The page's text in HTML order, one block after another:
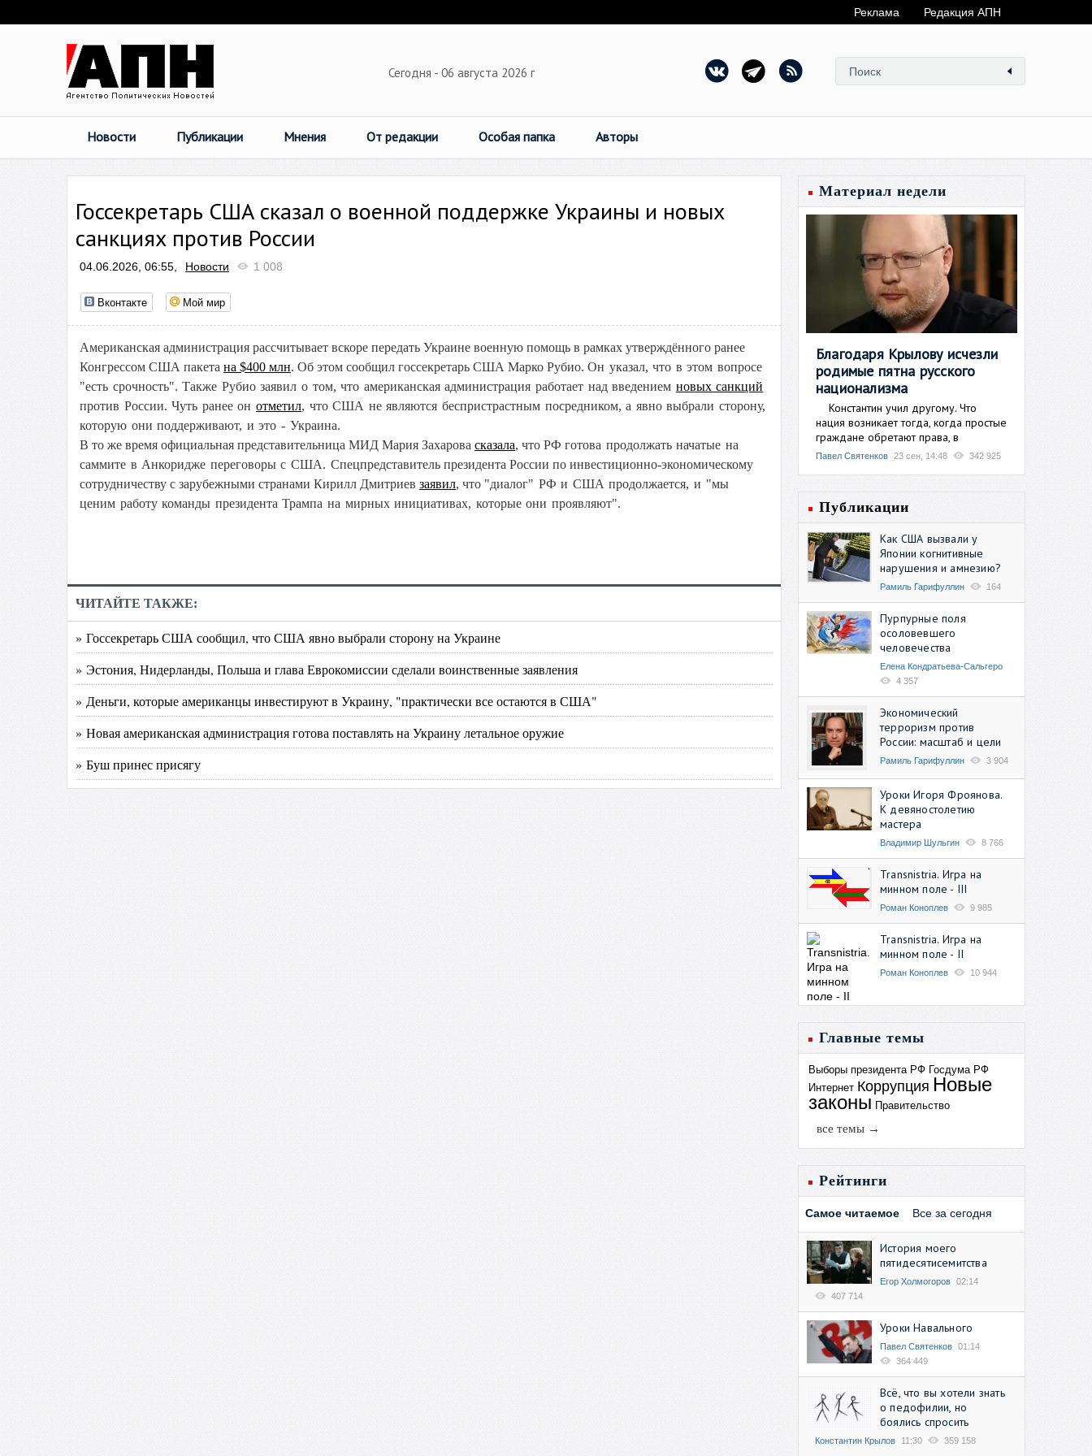
Реклама Редакция АПН
Сегодня - 06 августа 2026 г
Новости Публикации Мнения От редакции Особая папка Авторы
Госсекретарь США сказал о военной поддержке Украины и новых
санкциях против России
04.06.2026, 06:55, Новости 1 008
Вконтакте Мой мир
Американская администрация рассчитывает вскоре передать Украине военную помощь в рамках утверждённого ранее
Конгрессом США пакета на $400 млн. Об этом сообщил госсекретарь США Марко Рубио. Он указал, что в этом вопросе
"есть срочность". Также Рубио заявил о том, что американская администрация работает над введением новых санкций
против России. Чуть ранее онотметил, что США не являются беспристрастным посредником, а явно выбрали сторону,
которую они поддерживают, и это - Украина.
В то же время официальная представительница МИД Мария Захарова сказала, что РФ готова продолжать начатые на
саммите в Анкоридже переговоры с США. Спецпредставитель президента России по инвестиционно-экономическому
сотрудничеству с зарубежными странами Кирилл Дмитриев заявил, что "диалог" РФ и США продолжается, и "мы
ценим работу команды президента Трампа на мирных инициативах, которые они проявляют".
ЧИТАЙТЕ ТАКЖЕ:
» Госсекретарь США сообщил, что США явно выбрали сторону на Украине
» Эстония, Нидерланды, Польша и глава Еврокомиссии сделали воинственные заявления
» Деньги, которые американцы инвестируют в Украину, "практически все остаются в США"
» Новая американская администрация готова поставлять на Украину летальное оружие
» Буш принес присягу
Материал недели
Благодаря Крылову исчезли
родимые пятна русского
национализма
Константин учил другому. Что
нация возникает тогда, когда простые
граждане обретают права, в
Павел Святенков 23 сен, 14:48 342 925
Публикации
Как США вызвали у
Японии когнитивные
нарушения и амнезию?
Рамиль Гарифуллин 164
Пурпурные поля
осоловевшего
человечества
Елена Кондратьева-Сальгеро
4 357
Экономический
терроризм против
России: масштаб и цели
Рамиль Гарифуллин 3 904
Уроки Игоря Фроянова.
К девяностолетию
мастера
Владимир Шульгин 8 766
Transnistria. Игра на
минном поле - III
Роман Коноплев 9 985
Transnistria. Игра на
минном поле - II
Роман Коноплев 10 944
Главные темы
Выборы президента РФ Госдума РФ
Интернет Коррупция Новые
законы Правительство
все темы →
Рейтинги
Самое читаемое Все за сегодня
История моего
пятидесятисемитства
Егор Холмогоров 02:14
407 714
Уроки Навального
Павел Святенков 01:14
364 449
Всё, что вы хотели знать
о педофилии, но
боялись спросить
Константин Крылов 11:30 359 158